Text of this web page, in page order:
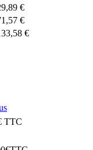
€
€
€
TTC